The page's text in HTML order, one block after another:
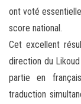
ont voté
score national.
Cet excellent
direction du
partie en
traduction